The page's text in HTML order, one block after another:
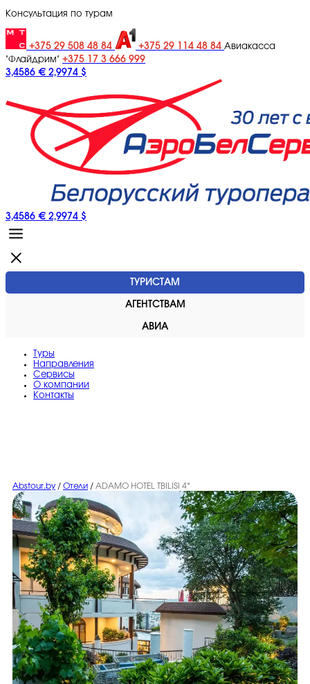
Консультация по турам
+375 29 508 48 84 +375 29 114 48 84 Авиакасса
"Флайдрим" +375 17 3 666 999
3,4586 € 2,9974 $
3,4586 € 2,9974 $
ТУРИСТАМ
АГЕНТСТВАМ
АВИА
Туры
Направления
Сервисы
O компании
Контакты
Abstour.by / Отели / ADAMO HOTEL TBILISI 4*